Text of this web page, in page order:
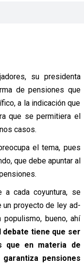
su presidenta
de pensiones que
a la indicación que
que se permitiera el
casos.
el tema, pues
que debe apuntar al
a cada coyuntura, se
un proyecto de ley ad-
bueno, ahí
debate tiene que ser
que en materia de
pensiones